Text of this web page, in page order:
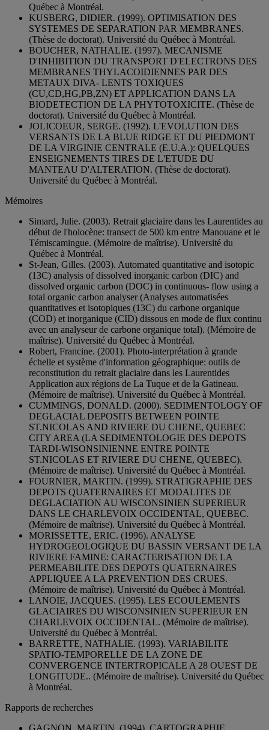
Québec à Montréal.
KUSBERG, DIDIER. (1999). OPTIMISATION DES
SYSTEMES DE SEPARATION PAR MEMBRANES.
(Thèse de doctorat). Université du Québec à Montréal.
BOUCHER, NATHALIE. (1997). MECANISME
D'INHIBITION DU TRANSPORT D'ELECTRONS DES
MEMBRANES THYLACOIDIENNES PAR DES
METAUX DIVA- LENTS TOXIQUES
(CU,CD,HG,PB,ZN) ET APPLICATION DANS LA
BIODETECTION DE LA PHYTOTOXICITE. (Thèse de
doctorat). Université du Québec à Montréal.
JOLICOEUR, SERGE. (1992). L'EVOLUTION DES
VERSANTS DE LA BLUE RIDGE ET DU PIEDMONT
DE LA VIRGINIE CENTRALE (E.U.A.): QUELQUES
ENSEIGNEMENTS TIRES DE L'ETUDE DU
MANTEAU D'ALTERATION. (Thèse de doctorat).
Université du Québec à Montréal.
Mémoires
Simard, Julie. (2003). Retrait glaciaire dans les Laurentides au
début de l'holocène: transect de 500 km entre Manouane et le
Témiscamingue. (Mémoire de maîtrise). Université du
Québec à Montréal.
St-Jean, Gilles. (2003). Automated quantitative and isotopic
(13C) analysis of dissolved inorganic carbon (DIC) and
dissolved organic carbon (DOC) in continuous- flow using a
total organic carbon analyser (Analyses automatisées
quantitatives et isotopiques (13C) du carbone organique
(COD) et inorganique (CID) dissous en mode de flux continu
avec un analyseur de carbone organique total). (Mémoire de
maîtrise). Université du Québec à Montréal.
Robert, Francine. (2001). Photo-interprétation à grande
échelle et système d'information géographique: outils de
reconstitution du retrait glaciaire dans les Laurentides
Application aux régions de La Tuque et de la Gatineau.
(Mémoire de maîtrise). Université du Québec à Montréal.
CUMMINGS, DONALD. (2000). SEDIMENTOLOGY OF
DEGLACIAL DEPOSITS BETWEEN POINTE
ST.NICOLAS AND RIVIERE DU CHENE, QUEBEC
CITY AREA (LA SEDIMENTOLOGIE DES DEPOTS
TARDI-WISONSINIENNE ENTRE POINTE
ST.NICOLAS ET RIVIERE DU CHENE, QUEBEC).
(Mémoire de maîtrise). Université du Québec à Montréal.
FOURNIER, MARTIN. (1999). STRATIGRAPHIE DES
DEPOTS QUATERNAIRES ET MODALITES DE
DEGLACIATION AU WISCONSINIEN SUPERIEUR
DANS LE CHARLEVOIX OCCIDENTAL, QUEBEC.
(Mémoire de maîtrise). Université du Québec à Montréal.
MORISSETTE, ERIC. (1996). ANALYSE
HYDROGEOLOGIQUE DU BASSIN VERSANT DE LA
RIVIERE FAMINE: CARACTERISATION DE LA
PERMEABILITE DES DEPOTS QUATERNAIRES
APPLIQUEE A LA PREVENTION DES CRUES.
(Mémoire de maîtrise). Université du Québec à Montréal.
LANOIE, JACQUES. (1995). LES ECOULEMENTS
GLACIAIRES DU WISCONSINIEN SUPERIEUR EN
CHARLEVOIX OCCIDENTAL. (Mémoire de maîtrise).
Université du Québec à Montréal.
BARRETTE, NATHALIE. (1993). VARIABILITE
SPATIO-TEMPORELLE DE LA ZONE DE
CONVERGENCE INTERTROPICALE A 28 OUEST DE
LONGITUDE.. (Mémoire de maîtrise). Université du Québec
à Montréal.
Rapports de recherches